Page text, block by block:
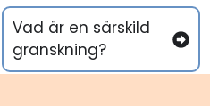
Vad är en särskild
granskning?